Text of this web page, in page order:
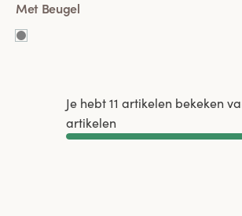
Met Beugel
Je hebt 11 artikelen bekeken
artikelen